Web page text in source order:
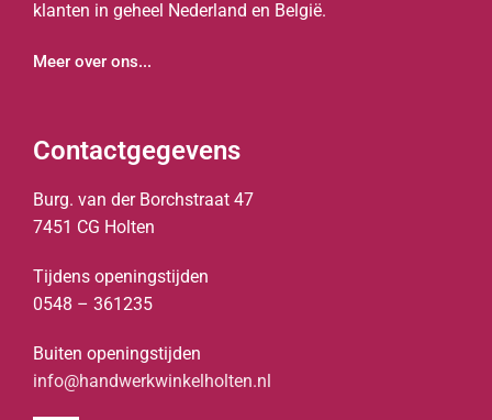
klanten in geheel Nederland en België.
Meer over ons...
Contactgegevens
Burg. van der Borchstraat 47
7451 CG Holten
Tijdens openingstijden
0548 – 361235
Buiten openingstijden
info@handwerkwinkelholten.nl